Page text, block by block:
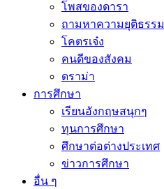
โพสของดารา
ถามหาความยุติธรรม
โคตรเจ๋ง
คนดีของสังคม
ดราม่า
การศึกษา
เรียนอังกฤษสนุกๆ
ทุนการศึกษา
ศึกษาต่อต่างประเทศ
ข่าวการศึกษา
อื่น ๆ